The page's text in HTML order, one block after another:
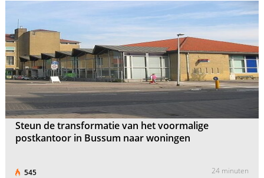
Steun de transformatie van het voormalige
postkantoor in Bussum naar woningen
545 24 minuten